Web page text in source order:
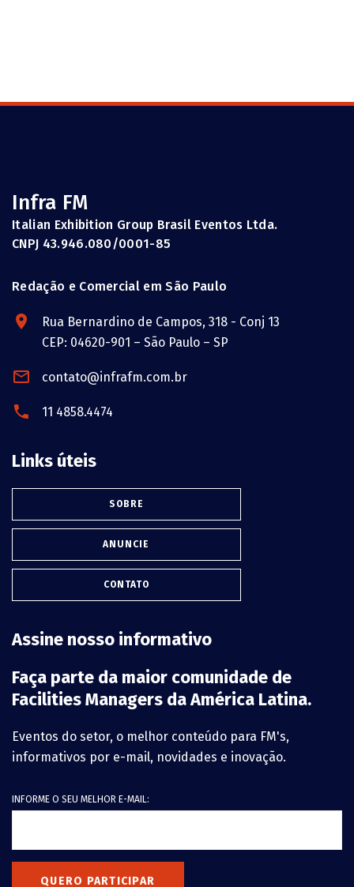
Infra FM
Italian Exhibition Group Brasil Eventos Ltda.
CNPJ 43.946.080/0001-85
Redação e Comercial em São Paulo
Rua Bernardino de Campos, 318 - Conj 13
CEP: 04620-901 – São Paulo – SP
contato@infrafm.com.br
11 4858.4474
Links úteis
SOBRE
ANUNCIE
CONTATO
Assine nosso informativo
Faça parte da maior comunidade de
Facilities Managers da América Latina.
Eventos do setor, o melhor conteúdo para FM's,
informativos por e-mail, novidades e inovação.
INFORME O SEU MELHOR E-MAIL:
QUERO PARTICIPAR